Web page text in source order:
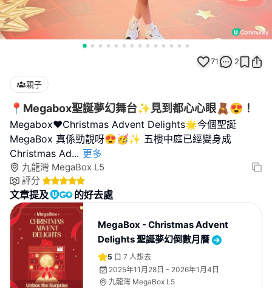
71 2
親子
📍Megabox聖誕夢幻舞台✨見到都心心眼🧸😍！
Megabox❤️Christmas Advent Delights🌟今個聖誕
MegaBox 真係勁靚呀😍🥳✨ 五樓中庭已經變身成
Christmas Ad... 更多
九龍灣 MegaBox L5
評分
文章提及 的好去處
MegaBox - Christmas Advent
Delights 聖誕夢幻倒數月曆
5 7 人想去
2025年11月28日 - 2026年1月4日
九龍灣 MegaBox L5